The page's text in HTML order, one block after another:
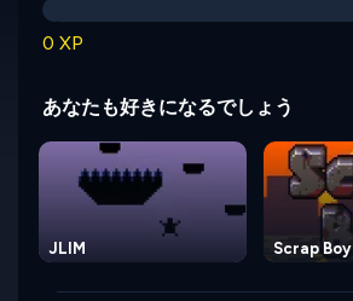
0 XP
あなたも好きになるでしょう
JLIM Scrap Boy